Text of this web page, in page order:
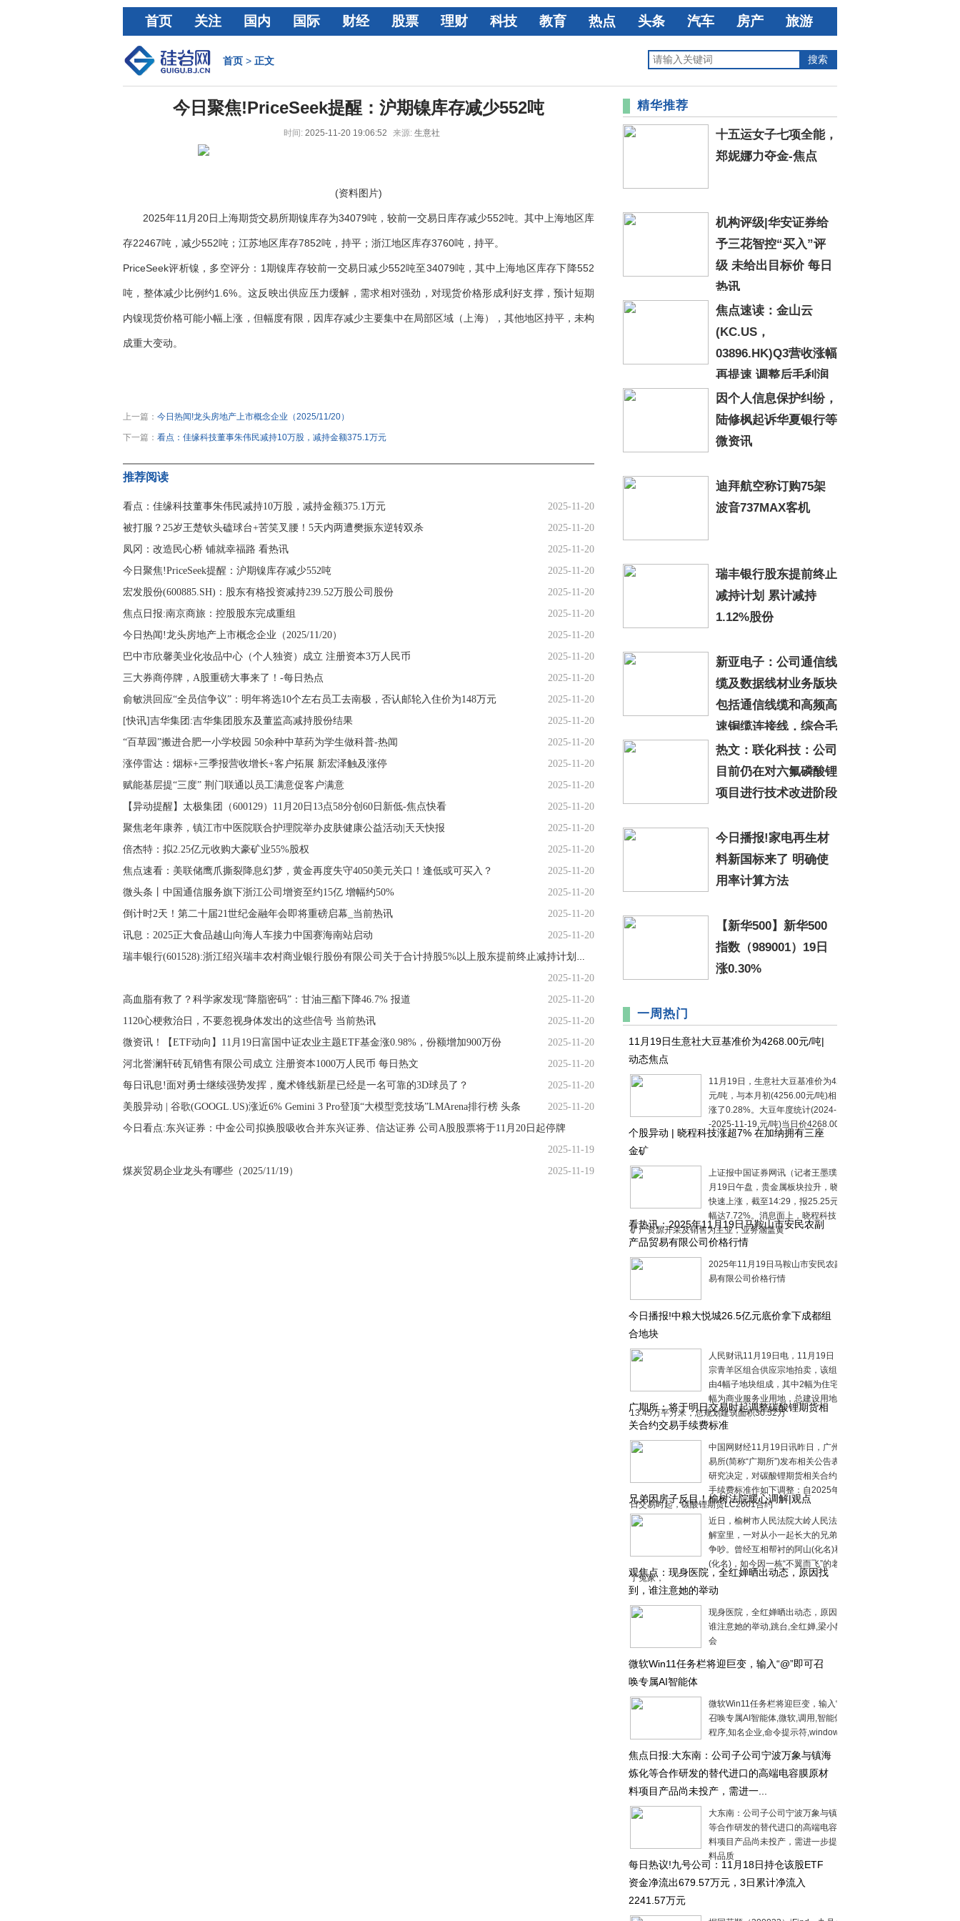
首页 关注 国内 国际 财经 股票 理财 科技 教育 热点 头条 汽车 房产
旅游
经济
首页> 正文
今日聚焦!PriceSeek提醒：沪期镍库存减少552吨
时间: 2025-11-20 19:06:52 来源: 生意社
(资料图片)
2025年11月20日上海期货交易所期镍库存为34079吨，较前一交易日库存减少552吨。其中上海地区库
存22467吨，减少552吨；江苏地区库存7852吨，持平；浙江地区库存3760吨，持平。
PriceSeek评析镍，多空评分：1期镍库存较前一交易日减少552吨至34079吨，其中上海地区库存下降552
吨，整体减少比例约1.6%。这反映出供应压力缓解，需求相对强劲，对现货价格形成利好支撑，预计短期
内镍现货价格可能小幅上涨，但幅度有限，因库存减少主要集中在局部区域（上海），其他地区持平，未构
成重大变动。
上一篇： 今日热闻!龙头房地产上市概念企业（2025/11/20）
下一篇： 看点：佳缘科技董事朱伟民减持10万股，减持金额375.1万元
推荐阅读
看点：佳缘科技董事朱伟民减持10万股，减持金额375.1万元
2025-11-20
被打服？25岁王楚钦头磕球台+苦笑叉腰！5天内两遭樊振东逆转双杀
2025-11-20
凤冈：改造民心桥 铺就幸福路 看热讯
2025-11-20
今日聚焦!PriceSeek提醒：沪期镍库存减少552吨
2025-11-20
宏发股份(600885.SH)：股东有格投资减持239.52万股公司股份
2025-11-20
焦点日报:南京商旅：控股股东完成重组
2025-11-20
今日热闻!龙头房地产上市概念企业（2025/11/20）
2025-11-20
巴中市欣馨美业化妆品中心（个人独资）成立 注册资本3万人民币
2025-11-20
三大券商停牌，A股重磅大事来了！-每日热点
2025-11-20
俞敏洪回应“全员信争议”：明年将选10个左右员工去南极，否认邮轮入住价为148万元
2025-11-20
[快讯]吉华集团:吉华集团股东及董监高减持股份结果
2025-11-20
“百草园”搬进合肥一小学校园 50余种中草药为学生做科普-热闻
2025-11-20
涨停雷达：烟标+三季报营收增长+客户拓展 新宏泽触及涨停
2025-11-20
赋能基层提“三度” 荆门联通以员工满意促客户满意
2025-11-20
【异动提醒】太极集团（600129）11月20日13点58分创60日新低-焦点快看
2025-11-20
聚焦老年康养，镇江市中医院联合护理院举办皮肤健康公益活动|天天快报
2025-11-20
倍杰特：拟2.25亿元收购大豪矿业55%股权
2025-11-20
焦点速看：美联储鹰爪撕裂降息幻梦，黄金再度失守4050美元关口！逢低或可买入？
2025-11-20
微头条丨中国通信服务旗下浙江公司增资至约15亿 增幅约50%
2025-11-20
倒计时2天！第二十届21世纪金融年会即将重磅启幕_当前热讯
2025-11-20
讯息：2025正大食品越山向海人车接力中国赛海南站启动
2025-11-20
瑞丰银行(601528):浙江绍兴瑞丰农村商业银行股份有限公司关于合计持股5%以上股东提前终止减持计划暨减持股份结果
2025-11-20
高血脂有救了？科学家发现“降脂密码”：甘油三酯下降46.7% 报道
2025-11-20
1120心梗救治日，不要忽视身体发出的这些信号 当前热讯
2025-11-20
微资讯！【ETF动向】11月19日富国中证农业主题ETF基金涨0.98%，份额增加900万份
2025-11-20
河北誉澜轩砖瓦销售有限公司成立 注册资本1000万人民币 每日热文
2025-11-20
每日讯息!面对勇士继续强势发挥，魔术锋线新星已经是一名可靠的3D球员了？
2025-11-20
美股异动 | 谷歌(GOOGL.US)涨近6% Gemini 3 Pro登顶“大模型竞技场”LMArena排行榜 头条
2025-11-20
今日看点:东兴证券：中金公司拟换股吸收合并东兴证券、信达证券 公司A股股票将于11月20日起停牌
2025-11-19
煤炭贸易企业龙头有哪些（2025/11/19）
2025-11-19
精华推荐
十五运女子七项全能，
郑妮娜力夺金-焦点
机构评级|华安证券给
予三花智控“买入”评
级 未给出目标价 每日
热讯
焦点速读：金山云
(KC.US，
03896.HK)Q3营收涨幅
再提速 调整后毛利润
3.9亿元 同比增长28%因个人信息保护纠纷，
陆修枫起诉华夏银行等
微资讯
迪拜航空称订购75架
波音737MAX客机
瑞丰银行股东提前终止
减持计划 累计减持
1.12%股份
新亚电子：公司通信线
缆及数据线材业务版块
包括通信线缆和高频高
速铜缆连接线，综合毛
利率为15.95%
热文：联化科技：公司
目前仍在对六氟磷酸锂
项目进行技术改进阶段
今日播报!家电再生材
料新国标来了 明确使
用率计算方法
【新华500】新华500
指数（989001）19日
涨0.30%
一周热门
11月19日生意社大豆基准价为4268.00元/吨|
动态焦点
11月19日，生意社大豆基准价为4268.00
元/吨，与本月初(4256.00元/吨)相比，上
涨了0.28%。大豆年度统计(2024-11-19-
-2025-11-19,元/吨)当日价4268.00日
个股异动 | 晓程科技涨超7% 在加纳拥有三座
金矿
上证报中国证券网讯（记者王墨璞嘉）11
月19日午盘，贵金属板块拉升，晓程科技
快速上涨，截至14:29，报25.25元/股，涨
幅达7.72%。消息面上，晓程科技以黄金
矿产资源开采及销售为主业，业务涵盖黄
看热讯：2025年11月19日马鞍山市安民农副
产品贸易有限公司价格行情
2025年11月19日马鞍山市安民农副产品贸
易有限公司价格行情
今日播报!中粮大悦城26.5亿元底价拿下成都组
合地块
人民财讯11月19日电，11月19日，成都一
宗青羊区组合供应宗地拍卖，该组合宗地
由4幅子地块组成，其中2幅为住宅用地，2
幅为商业服务业用地，总建设用地面积
13.45万平方米，总规划建筑面积30.52万
广期所：将于明日交易时起调整碳酸锂期货相
关合约交易手续费标准
中国网财经11月19日讯昨日，广州期货交
易所(简称“广期所”)发布相关公告表示，经
研究决定，对碳酸锂期货相关合约的交易
手续费标准作如下调整：自2025年11月20
日交易时起，碳酸锂期货LC2601合约
兄弟因房子反目！榆树法院暖心调解|观点
近日，榆树市人民法院大岭人民法庭的调
解室里，一对从小一起长大的兄弟俩正在
争吵。曾经互相帮衬的阿山(化名)和阿怀
(化名)，如今因一栋“不翼而飞”的老房子成
了冤家，
观焦点：现身医院，全红婵晒出动态，原因找
到，谁注意她的举动
现身医院，全红婵晒出动态，原因找到，
谁注意她的举动,跳台,全红婵,梁小静,全运
会
微软Win11任务栏将迎巨变，输入“@”即可召
唤专属AI智能体
微软Win11任务栏将迎巨变，输入“@”即可
召唤专属AI智能体,微软,调用,智能体,应用
程序,知名企业,命令提示符,windows
焦点日报:大东南：公司子公司宁波万象与镇海
炼化等合作研发的替代进口的高端电容膜原材
料项目产品尚未投产，需进一...
大东南：公司子公司宁波万象与镇海炼化
等合作研发的替代进口的高端电容膜原材
料项目产品尚未投产，需进一步提升原材
料品质
每日热议!九号公司：11月18日持仓该股ETF
资金净流出679.57万元，3日累计净流入
2241.57万元